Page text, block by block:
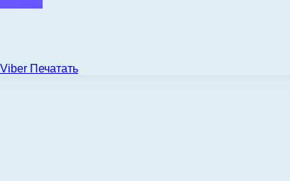
Viber Печатать